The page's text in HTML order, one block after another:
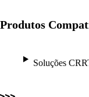
Produtos
Soluções